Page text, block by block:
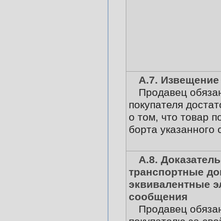
А.7.
Продавец
покупателя
о том, что товар
борта указанного
А.8.
транспортные
эквивалентные
сообщения
Продавец